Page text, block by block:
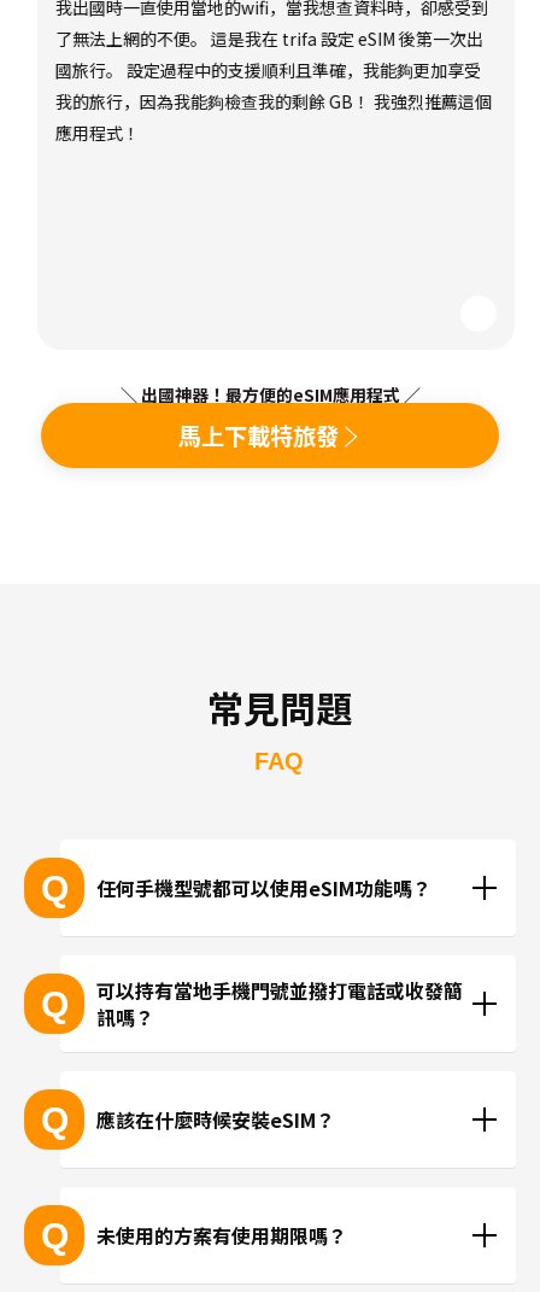
我出國時一直使用當地的wifi，當我想查資料時，卻感受到
了無法上網的不便。 這是我在 trifa 設定 eSIM 後第一次出
國旅行。 設定過程中的支援順利且準確，我能夠更加享受
我的旅行，因為我能夠檢查我的剩餘 GB！ 我強烈推薦這個
應用程式！
＼ 出國神器！最方便的eSIM應用程式 ／
馬上下載特旅發
常見問題
FAQ
Q 任何手機型號都可以使用eSIM功能嗎？
※產品推陳出新，可能無法列出所有最新的型號。
※無法透過個別的查詢確認您的設備是否支援eSIM功
能。
Q
可以持有當地手機門號並撥打電話或收發簡
訊嗎？
LINE或Instagram等使用網路連線進行通話。
Q 應該在什麼時候安裝eSIM？
問題。若擔心當地機場的WiFi速度不夠快，建議您在
國內完成安裝和設定，在當地進行切換eSIM即可。
Q 未使用的方案有使用期限嗎？